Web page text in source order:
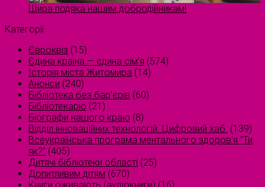
Щира подяка нашим добродійникам!
Категорії
Євроквіз (15)
Єдина країна — єдина сім’я (574)
Історія міста Житомира (14)
Анонси (240)
Бібліотека без бар'єрів (60)
Бібліотекарю (21)
Біографи нашого краю (8)
Відділ інноваційних технологій. Цифровий хаб. (139)
Всеукраїнська програма ментального здоров'я "Ти
як?" (405)
Дитячі бібліотеки області (25)
Допитливим дітям (670)
Книги оживають (аудіокниги) (16)